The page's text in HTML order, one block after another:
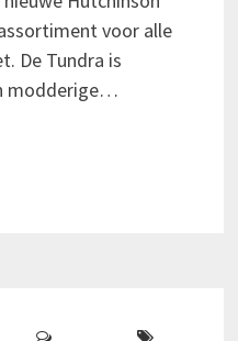
voor alle
De Tundra is
modderige…